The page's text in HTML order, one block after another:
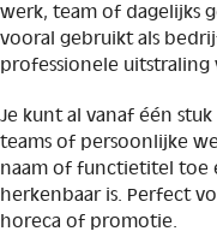
werk, team of dagelijks
vooral gebruikt als
professionele uitstraling
Je kunt al vanaf één
teams of persoonlijke
naam of functietitel toe
herkenbaar is. Perfect
horeca of promotie.